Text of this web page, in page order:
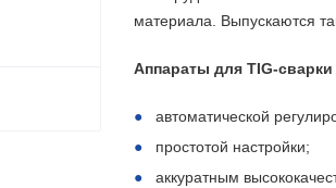
материала. Выпускаются
Аппараты для TIG-сварки
автоматической
простотой настройки;
аккуратным